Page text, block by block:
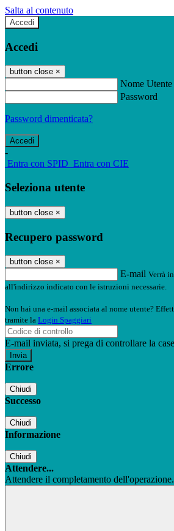
Salta al contenuto
Accedi
Accedi
button close ×
Nome Utente
Password
Password dimenticata?
-
Entra con SPID Entra con CIE
Seleziona utente
button close ×
Recupero password
button close ×
E-mail Verrà
all'indirizzo indicato con le istruzioni necessarie.
Non hai una e-mail associata al nome utente?
tramite la Login Spaggiari
E-mail inviata, si prega di controllare la
Errore
Chiudi
Successo
Chiudi
Informazione
Chiudi
Attendere...
Attendere il completamento